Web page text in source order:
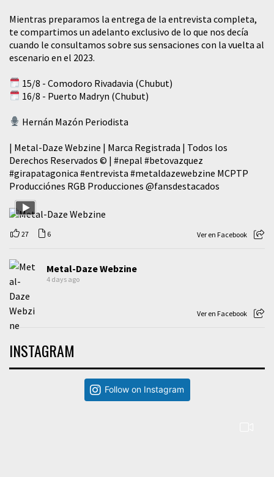
Mientras preparamos la entrega de la entrevista completa,
te compartimos un adelanto exclusivo de lo que nos decía
cuando le consultamos sobre sus sensaciones con la vuelta al
escenario en el 2023.
15/8 - Comodoro Rivadavia (Chubut)
16/8 - Puerto Madryn (Chubut)
Hernán Mazón Periodista
| Metal-Daze Webzine | Marca Registrada | Todos los
Derechos Reservados © | #nepal #betovazquez
#girapatagonica #entrevista #metaldazewebzine MCPTP
Producciónes RGB Producciones @fansdestacados
27 6 Ver en Facebook
Metal-Daze Webzine
4 days ago
Ver en Facebook
INSTAGRAM
Follow on Instagram